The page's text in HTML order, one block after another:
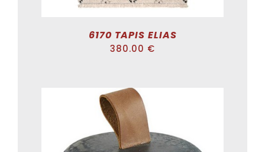
6170 TAPIS ELIAS
380.00 €